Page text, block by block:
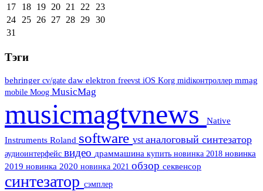
17
18 19 20 21 22
23
24
25 26 27 28 29 30
31
Тэги
behringer cv/gate daw elektron freevst iOS Korg midiконтроллер mmag
mobile Moog MusicMag
musicmagtvnews Native
Instruments Roland software vst аналоговый синтезатор
аудиоинтерфейс видео драммашина купить новинка 2018 новинка
2019 новинка 2020 новинка 2021 обзор секвенсор
синтезатор сэмплер